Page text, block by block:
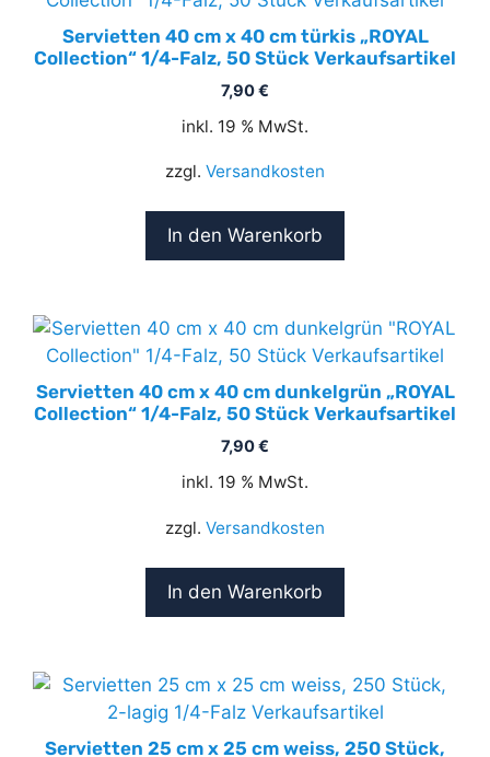
Falz,
50
Stück
Verkaufsartikel
Menge
Servietten 40 cm x 40 cm türkis „ROYAL
Collection“ 1/4-Falz, 50 Stück Verkaufsartikel
7,90€
inkl. 19 % MwSt.
zzgl. Versandkosten
In den Warenkorb
Servietten 40 cm x 40 cm dunkelgrün „ROYAL
Collection“ 1/4-Falz, 50 Stück Verkaufsartikel
7,90€
inkl. 19 % MwSt.
zzgl. Versandkosten
In den Warenkorb
Servietten 25 cm x 25 cm weiss, 250 Stück,